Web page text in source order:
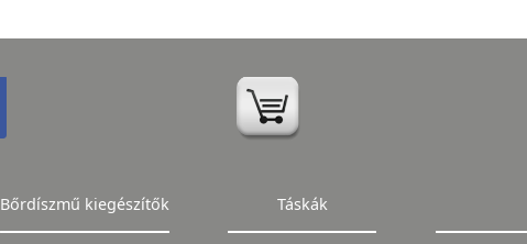
Bőrdíszmű kiegészítők Táskák